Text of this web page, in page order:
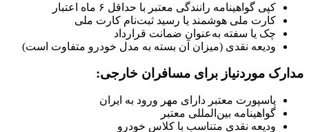
کپی گواهینامه رانندگی معتبر با حداقل ۶ ماه اعتبار
کارت ملی هوشمند یا رسید ثبت‌نام کارت ملی
چک یا سفته به‌عنوان ضمانت قرارداد
ودیعه نقدی (میزان آن بسته به مدل خودرو متفاوت است)
مدارک موردنیاز برای مسافران خارجی:
پاسپورت معتبر دارای مهر ورود به ایران
گواهینامه بین‌المللی معتبر
ودیعه نقدی متناسب با کلاس خودرو